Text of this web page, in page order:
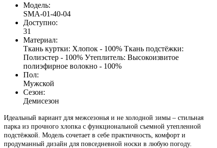
Модель:
SMA-01-40-04
Доступно:
31
Материал:
Ткань куртки: Хлопок - 100% Ткань подстёжки:
Полиэстер - 100% Утеплитель: Высокоизвитое
полиэфирное волокно - 100%
Пол:
Мужской
Сезон:
Демисезон
Идеальный вариант для межсезонья и не холодной зимы – стильная
парка из прочного хлопка с функциональной съемной утепленной
подстёжкой. Модель сочетает в себе практичность, комфорт и
продуманный дизайн для повседневной носки в любую погоду.